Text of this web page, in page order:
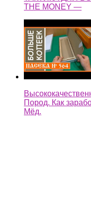
THE MONEY —
Пород. Как
Мёд.